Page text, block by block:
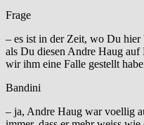
Frage
– es ist in der Zeit, wo Du hier
als Du diesen Andre Haug auf
wir ihm eine Falle gestellt
Bandini
– ja, Andre Haug war voellig